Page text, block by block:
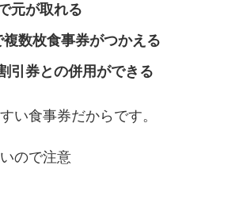
元が取れる
複数枚食事券がつかえる
引券との併用ができる
い食事券だからです。
ので注意